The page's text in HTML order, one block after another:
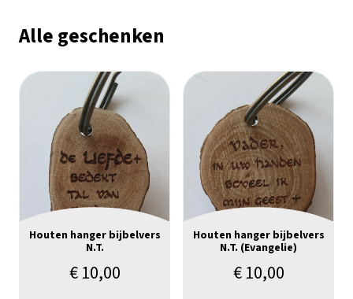
Alle geschenken
Houten hanger bijbelvers
N.T.
€10,00
Houten hanger bijbelvers
N.T. (Evangelie)
€10,00